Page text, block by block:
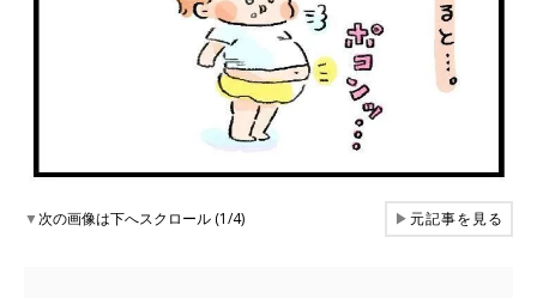
▼次の画像は下へスクロール (1/4) ▶元記事を見る